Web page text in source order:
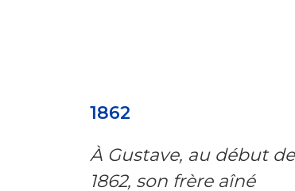
1862
À Gustave, au début de
1862, son frère aîné